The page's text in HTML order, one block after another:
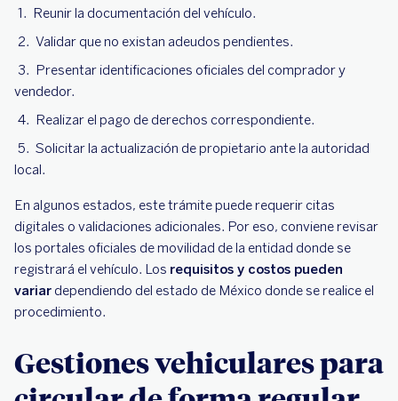
Reunir la documentación del vehículo.
Validar que no existan adeudos pendientes.
Presentar identificaciones oficiales del comprador y
vendedor.
Realizar el pago de derechos correspondiente.
Solicitar la actualización de propietario ante la autoridad
local.
En algunos estados, este trámite puede requerir citas
digitales o validaciones adicionales. Por eso, conviene revisar
los portales oficiales de movilidad de la entidad donde se
registrará el vehículo. Los requisitos y costos pueden
variar dependiendo del estado de México donde se realice el
procedimiento.
Gestiones vehiculares para